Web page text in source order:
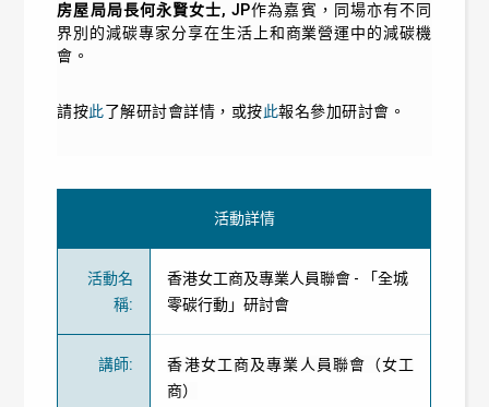
房屋局局長何永賢女士, JP作為嘉賓，同場亦有不同
界別的減碳專家分享在生活上和商業營運中的減碳機
會。
請按此了解研討會詳情，或按此報名參加研討會。
活動詳情
活動名
稱:
香港女工商及專業人員聯會 - 「全城
零碳行動」研討會
講師:
香港女工商及專業人員聯會（女工
商）